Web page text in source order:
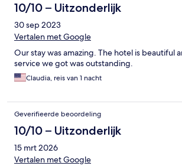
10/10 – Uitzonderlijk
30 sep 2023
Vertalen met Google
Our stay was amazing. The hotel is beautiful
service we got was outstanding.
Claudia, reis van 1 nacht
Geverifieerde beoordeling
10/10 – Uitzonderlijk
15 mrt 2026
Vertalen met Google